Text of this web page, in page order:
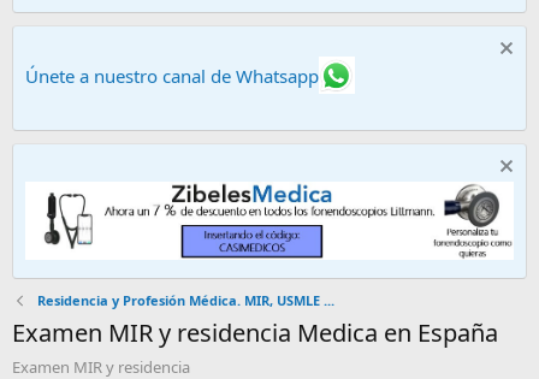
Únete a nuestro canal de Whatsapp
Residencia y Profesión Médica. MIR, USMLE ...
Examen MIR y residencia Medica en España
Examen MIR y residencia